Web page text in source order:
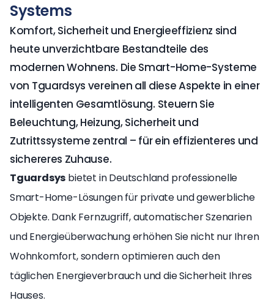
Systems
Komfort, Sicherheit und Energieeffizienz sind
heute unverzichtbare Bestandteile des
modernen Wohnens. Die Smart-Home-Systeme
von Tguardsys vereinen all diese Aspekte in einer
intelligenten Gesamtlösung. Steuern Sie
Beleuchtung, Heizung, Sicherheit und
Zutrittssysteme zentral – für ein effizienteres und
sichereres Zuhause.
Tguardsys bietet in Deutschland professionelle
Smart-Home-Lösungen für private und gewerbliche
Objekte. Dank Fernzugriff, automatischer Szenarien
und Energieüberwachung erhöhen Sie nicht nur Ihren
Wohnkomfort, sondern optimieren auch den
täglichen Energieverbrauch und die Sicherheit Ihres
Hauses.